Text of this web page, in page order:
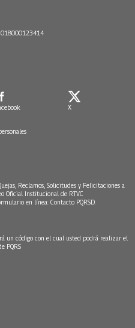
X
Reclamos, Solicitudes y Felicitaciones a
Oficial Institucional de RTVC
en línea: Contacto PQRSD.
un código con el cual usted podrá realizar el
PQRS